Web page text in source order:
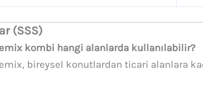
(SSS)
kombi hangi alanlarda kullanılabilir?
bireysel konutlardan ticari alanlara